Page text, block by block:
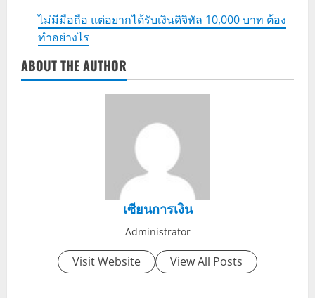
ไม่มีมือถือ แต่อยากได้รับเงินดิจิทัล 10,000 บาท ต้อง
ทำอย่างไร
ABOUT THE AUTHOR
เซียนการเงิน
Administrator
Visit Website View All Posts